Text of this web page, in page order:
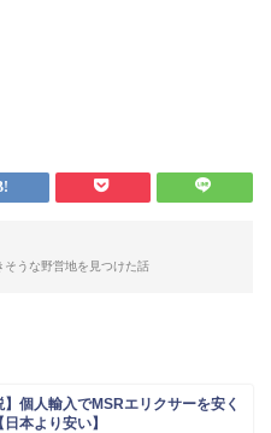
そうな野営地を見つけた話
】個人輸入でMSRエリクサーを安く
本より安い】